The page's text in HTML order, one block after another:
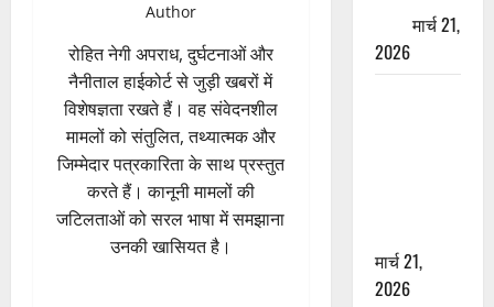
Author
रोहित नेगी अपराध, दुर्घटनाओं और
नैनीताल हाईकोर्ट से जुड़ी खबरों में
विशेषज्ञता रखते हैं। वह संवेदनशील
मामलों को संतुलित, तथ्यात्मक और
जिम्मेदार पत्रकारिता के साथ प्रस्तुत
करते हैं। कानूनी मामलों की
जटिलताओं को सरल भाषा में समझाना
उनकी खासियत है।
मार्च 21,
2026
मार्च 21,
2026